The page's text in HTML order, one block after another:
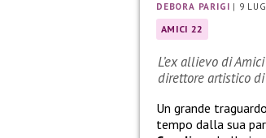
DEBORA PARIGI | 9
AMICI 22
L’ex allievo di
direttore artistico
Un grande
tempo dalla sua